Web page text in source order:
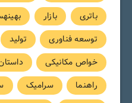
باتری
بازار
توسعه فناوری
تولید
خواص مکانیکی
راهنما
سرامیک